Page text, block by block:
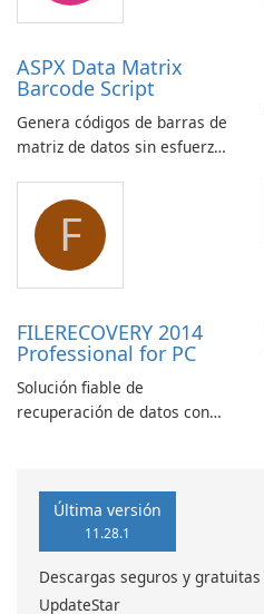
ASPX Data Matrix
Barcode Script
Genera códigos de barras de
matriz de datos sin esfuerzo
barras de matriz de datos
ASPX
F
FILERECOVERY 2014
Professional for PC
Solución fiable de
recuperación de datos con
Última versión
11.28.1
Descargas seguros y
UpdateStar